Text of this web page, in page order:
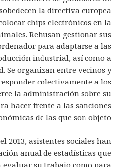
la directiva europea
chips electrónicos en la
Rehusan gestionar sus
para adaptarse a las
industrial, así como a
Se organizan entre vecinos y
colectivamente a los
la administración sobre su
hacer frente a las sanciones
de las que son objeto.
2013, asistentes sociales han
anual de estadísticas que
su trabajo como para